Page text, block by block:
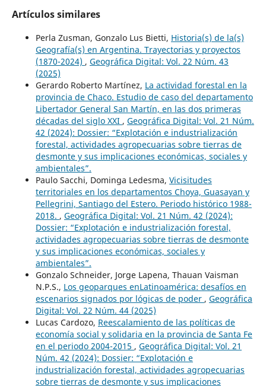
Artículos similares
Perla Zusman, Gonzalo Lus Bietti, Historia(s) de la(s)
Geografía(s) en Argentina. Trayectorias y proyectos
(1870-2024) , Geográfica Digital: Vol. 22 Núm. 43
(2025)
Gerardo Roberto Martínez, La actividad forestal en la
provincia de Chaco. Estudio de caso del departamento
Libertador General San Martín, en las dos primeras
décadas del siglo XXI , Geográfica Digital: Vol. 21 Núm.
42 (2024): Dossier: “Explotación e industrialización
forestal, actividades agropecuarias sobre tierras de
desmonte y sus implicaciones económicas, sociales y
ambientales”.
Paulo Sacchi, Dominga Ledesma, Vicisitudes
territoriales en los departamentos Choya, Guasayan y
Pellegrini, Santiago del Estero. Periodo histórico 1988-
2018. , Geográfica Digital: Vol. 21 Núm. 42 (2024):
Dossier: “Explotación e industrialización forestal,
actividades agropecuarias sobre tierras de desmonte
y sus implicaciones económicas, sociales y
ambientales”.
Gonzalo Schneider, Jorge Lapena, Thauan Vaisman
N.P.S., Los geoparques enLatinoamérica: desafíos en
escenarios signados por lógicas de poder , Geográfica
Digital: Vol. 22 Núm. 44 (2025)
Lucas Cardozo, Reescalamiento de las políticas de
economía social y solidaria en la provincia de Santa Fe
en el periodo 2004-2015 , Geográfica Digital: Vol. 21
Núm. 42 (2024): Dossier: “Explotación e
industrialización forestal, actividades agropecuarias
sobre tierras de desmonte y sus implicaciones